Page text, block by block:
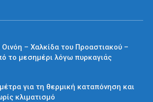
– Χαλκίδα του Προαστιακού –
το μεσημέρι λόγω πυρκαγιάς
για τη θερμική καταπόνηση και
κλιματισμό